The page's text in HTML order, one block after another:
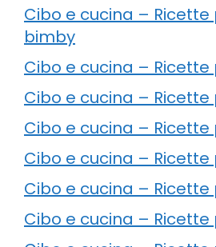
Cibo e cucina –
bimby
Cibo e cucina –
Cibo e cucina –
Cibo e cucina –
Cibo e cucina –
Cibo e cucina –
Cibo e cucina –